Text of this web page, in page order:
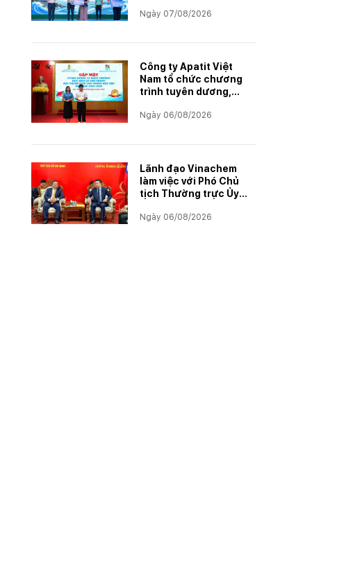
Ngày 07/08/2026
Công ty Apatit Việt
Nam tổ chức chương
trình tuyên dương,
CBCNVNLĐ có thành
năm học 2025–2026
Ngày 06/08/2026
Lãnh đạo Vinachem
làm việc với Phó Chủ
tịch Thường trực Ủy
Nam, thúc đẩy triển
Ngày 06/08/2026